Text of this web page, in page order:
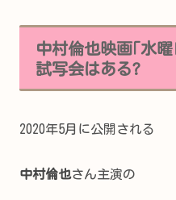
中村倫也映画｢水
試写会はある?
2020年5月に公開される
中村倫也さん主演の